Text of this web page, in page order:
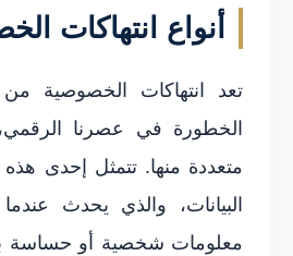
أنواع انتهاكات
تعد انتهاكات الخصوصية من
الخطورة في عصرنا
متعددة منها. تتمثل إحدى
البيانات، والذي يحدث
معلومات شخصية أو حساسة